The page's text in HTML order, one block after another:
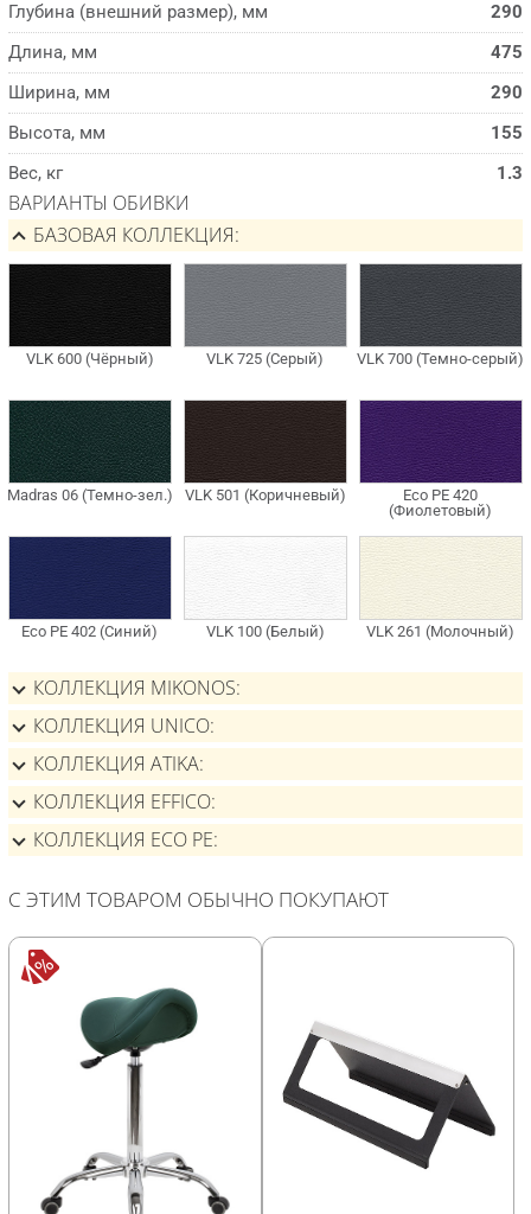
Глубина (внешний размер), мм
290
Длина, мм
475
Ширина, мм
290
Высота, мм
155
Вес, кг
1.3
ВАРИАНТЫ ОБИВКИ
БАЗОВАЯ КОЛЛЕКЦИЯ
КОЛЛЕКЦИЯ MIKONOS
КОЛЛЕКЦИЯ UNICO
КОЛЛЕКЦИЯ ATIKA
КОЛЛЕКЦИЯ EFFICO
КОЛЛЕКЦИЯ ECO PE
С ЭТИМ ТОВАРОМ ОБЫЧНО ПОКУПАЮТ